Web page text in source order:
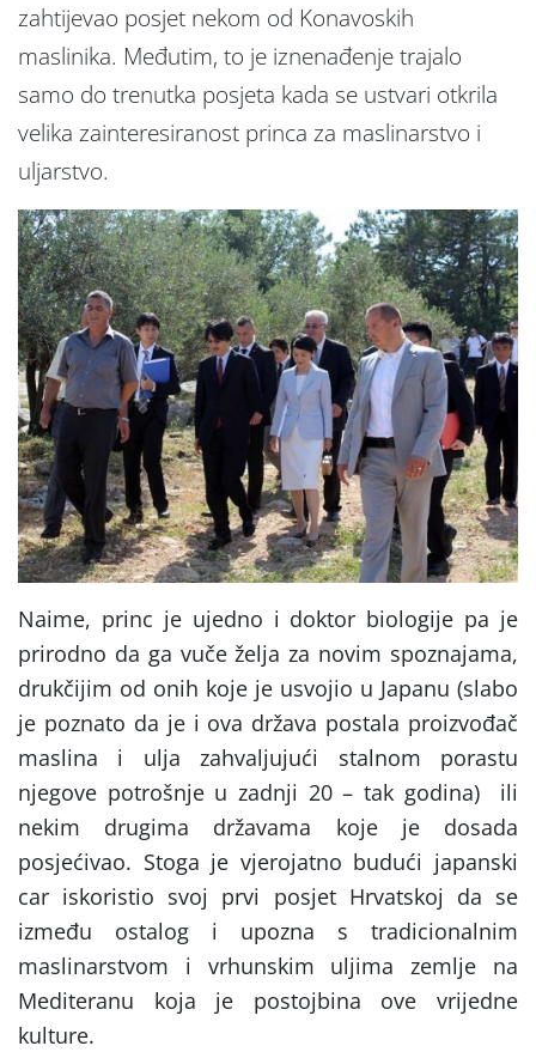
zahtijevao posjet nekom od Konavoskih
maslinika. Međutim, to je iznenađenje trajalo
samo do trenutka posjeta kada se ustvari otkrila
velika zainteresiranost princa za maslinarstvo i
uljarstvo.
Naime, princ je ujedno i doktor biologije pa je
prirodno da ga vuče želja za novim spoznajama,
drukčijim od onih koje je usvojio u Japanu (slabo
je poznato da je i ova država postala proizvođač
maslina i ulja zahvaljujući stalnom porastu
njegove potrošnje u zadnji 20 – tak godina) ili
nekim drugima državama koje je dosada
posjećivao. Stoga je vjerojatno budući japanski
car iskoristio svoj prvi posjet Hrvatskoj da se
između ostalog i upozna s tradicionalnim
maslinarstvom i vrhunskim uljima zemlje na
Mediteranu koja je postojbina ove vrijedne
kulture.